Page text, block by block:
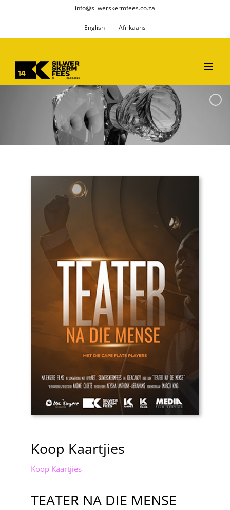
info@silwerskermfees.co.za
English Afrikaans
Koop Kaartjies
Koop Kaartjies
TEATER NA DIE MENSE